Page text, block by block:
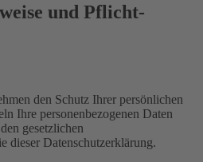
und Pflicht­
den Schutz Ihrer persönlichen
Ihre personenbezogenen Daten
gesetzlichen
dieser Datenschutzerklärung.